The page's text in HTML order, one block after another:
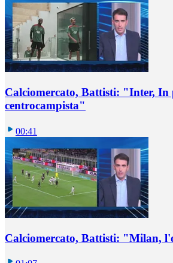
Calciomercato, Battisti: "Inter, In
centrocampista"
00:41
Calciomercato, Battisti: "Milan,